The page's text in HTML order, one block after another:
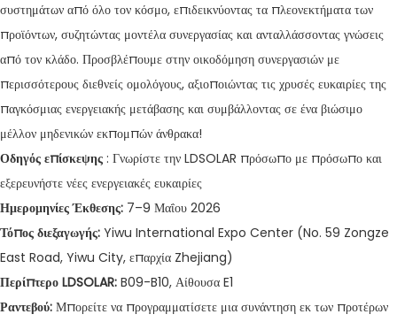
συστημάτων από όλο τον κόσμο, επιδεικνύοντας τα πλεονεκτήματα των
προϊόντων, συζητώντας μοντέλα συνεργασίας και ανταλλάσσοντας γνώσεις
από τον κλάδο. Προσβλέπουμε στην οικοδόμηση συνεργασιών με
περισσότερους διεθνείς ομολόγους, αξιοποιώντας τις χρυσές ευκαιρίες της
παγκόσμιας ενεργειακής μετάβασης και συμβάλλοντας σε ένα βιώσιμο
μέλλον μηδενικών εκπομπών άνθρακα!
Οδηγός επίσκεψης : Γνωρίστε την LDSOLAR πρόσωπο με πρόσωπο και
εξερευνήστε νέες ενεργειακές ευκαιρίες
Ημερομηνίες Έκθεσης: 7–9 Μαΐου 2026
Τόπος διεξαγωγής: Yiwu International Expo Center (No. 59 Zongze
East Road, Yiwu City, επαρχία Zhejiang)
Περίπτερο LDSOLAR: B09-B10, Αίθουσα E1
Ραντεβού: Μπορείτε να προγραμματίσετε μια συνάντηση εκ των προτέρων